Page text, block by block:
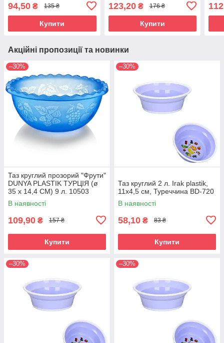
94,50 ₴ 135 ₴
Купити
123,20₴ 176 ₴
Купити
112
Акційні пропозиції та новинки
–30%
Таз круглий прозорий "Фрути"
DUNYA PLASTIK ТУРЦІЯ (ø
35 x 14,4 СМ) 9 л. 10503
В наявності
109,90 ₴ 157 ₴
Купити
–30%
Таз круглий 2 л. Irak plastik,
11x4,5 см, Туреччина BD-720
В наявності
58,10 ₴ 83 ₴
Купити
–30% –30%